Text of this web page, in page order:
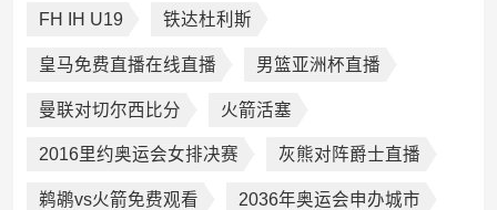
FH IH U19 铁达杜利斯
皇马免费直播在线直播 男篮亚洲杯直播
曼联对切尔西比分 火箭活塞
2016里约奥运会女排决赛 灰熊对阵爵士直播
鹈鹕vs火箭免费观看 2036年奥运会申办城市